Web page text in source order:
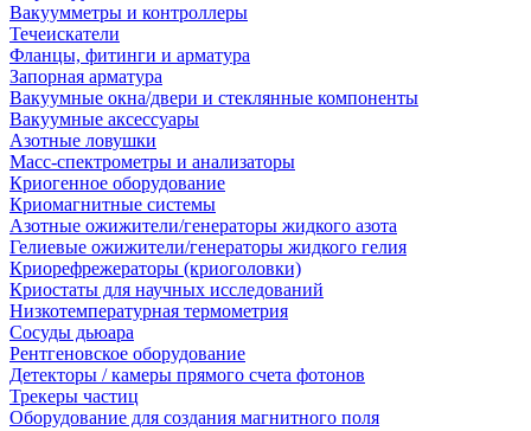
Вакуумметры и контроллеры
Течеискатели
Фланцы, фитинги и арматура
Запорная арматура
Вакуумные окна/двери и стеклянные компоненты
Вакуумные аксессуары
Азотные ловушки
Масс-спектрометры и анализаторы
Криогенное оборудование
Криомагнитные системы
Азотные ожижители/генераторы жидкого азота
Гелиевые ожижители/генераторы жидкого гелия
Криорефрежераторы (криоголовки)
Криостаты для научных исследований
Низкотемпературная термометрия
Сосуды дьюара
Рентгеновское оборудование
Детекторы / камеры прямого счета фотонов
Трекеры частиц
Оборудование для создания магнитного поля